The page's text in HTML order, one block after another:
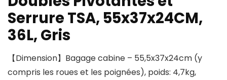
Serrure TSA, 55x37x24CM,
36L, Gris
【Dimension】Bagage cabine – 55,5x37x24cm (y
compris les roues et les poignées), poids: 4,7kg,